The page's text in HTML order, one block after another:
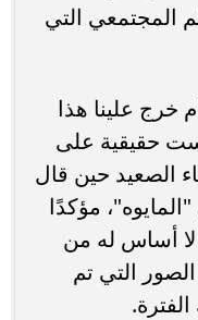
المجتمعي التي
خرج علينا هذا
حقيقية على
الصعيد حين قال
مؤكدًا
أساس له من
التي تم